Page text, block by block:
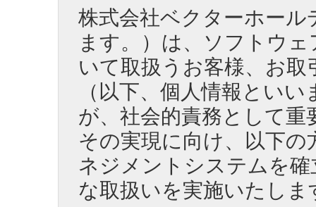
株式会社ベクターホー
ます。）は、ソフトウ
いて取扱うお客様、お
（以下、個人情報とい
が、社会的責務として
その実現に向け、以下
ネジメントシステムを
な取扱いを実施いたしま